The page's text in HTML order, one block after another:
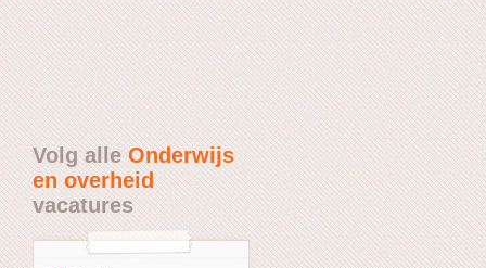
Volg alleOnderwijs
en overheid
vacatures